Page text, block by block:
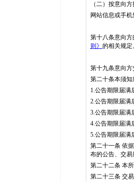
（二）按意向
网站信息或手
第十八条意向
则》 的相关规定
第十九条意向
第二十条本须知
1.公告期限届满
2.公告期限届满
3.公告期限届满
4.公告期限届满
5.公告期限届满
第二十一条 依
布的公告、交
第二十二条 本
第二十三条 交